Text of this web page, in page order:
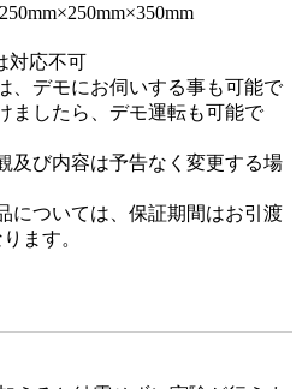
対応不可
、デモにお伺いする事も可能で
ましたら、デモ運転も可能で
及び内容は予告なく変更する場
については、保証期間はお引渡
ます。